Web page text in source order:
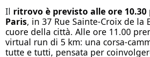
Il ritrovo è previsto alle ore 10.30
Paris, in 37 Rue Sainte-Croix de la
cuore della città. Alle ore 11.00
virtual run di 5 km: una corsa-
tutte e tutti, pensata per